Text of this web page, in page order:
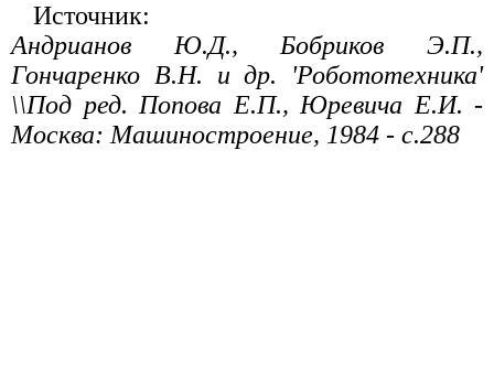
Источник:
Андрианов Ю.Д., Бобриков Э.П.,
Гончаренко В.Н. и др. 'Робототехника'
\\Под ред. Попова Е.П., Юревича Е.И. -
Москва: Машиностроение, 1984 - с.288